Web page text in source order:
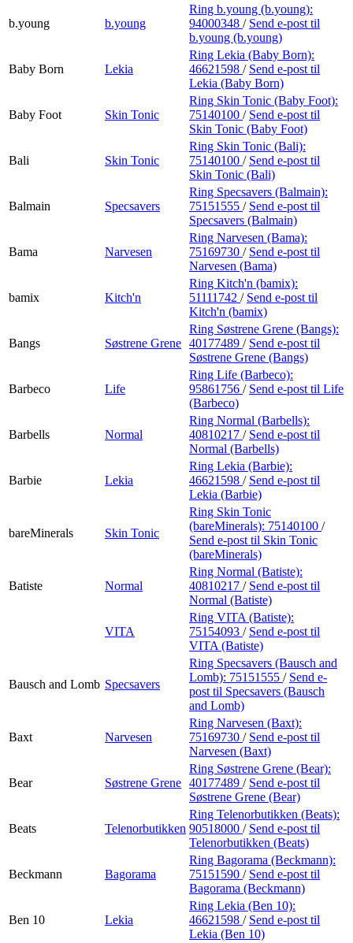
b.young b.young
Ring b.young (b.young):
94000348 / Send e-post til
b.young (b.young)
Baby Born Lekia
Ring Lekia (Baby Born):
46621598 / Send e-post til
Lekia (Baby Born)
Baby Foot Skin Tonic
Ring Skin Tonic (Baby Foot):
75140100 / Send e-post til
Skin Tonic (Baby Foot)
Bali Skin Tonic
Ring Skin Tonic (Bali):
75140100 / Send e-post til
Skin Tonic (Bali)
Balmain Specsavers
Ring Specsavers (Balmain):
75151555 / Send e-post til
Specsavers (Balmain)
Bama Narvesen
Ring Narvesen (Bama):
75169730 / Send e-post til
Narvesen (Bama)
bamix Kitch'n
Ring Kitch'n (bamix):
51111742 / Send e-post til
Kitch'n (bamix)
Bangs Søstrene Grene
Ring Søstrene Grene (Bangs):
40177489 / Send e-post til
Søstrene Grene (Bangs)
Barbeco Life
Ring Life (Barbeco):
95861756 / Send e-post til Life
(Barbeco)
Barbells Normal
Ring Normal (Barbells):
40810217 / Send e-post til
Normal (Barbells)
Barbie Lekia
Ring Lekia (Barbie):
46621598 / Send e-post til
Lekia (Barbie)
bareMinerals Skin Tonic
Ring Skin Tonic
(bareMinerals): 75140100 /
Send e-post til Skin Tonic
(bareMinerals)
Batiste Normal
Ring Normal (Batiste):
40810217 / Send e-post til
Normal (Batiste)
VITA
Ring VITA (Batiste):
75154093 / Send e-post til
VITA (Batiste)
Bausch and Lomb Specsavers
Ring Specsavers (Bausch and
Lomb): 75151555 / Send e-
post til Specsavers (Bausch
and Lomb)
Baxt Narvesen
Ring Narvesen (Baxt):
75169730 / Send e-post til
Narvesen (Baxt)
Bear Søstrene Grene
Ring Søstrene Grene (Bear):
40177489 / Send e-post til
Søstrene Grene (Bear)
Beats Telenorbutikken
Ring Telenorbutikken (Beats):
90518000 / Send e-post til
Telenorbutikken (Beats)
Beckmann Bagorama
Ring Bagorama (Beckmann):
75151590 / Send e-post til
Bagorama (Beckmann)
Ben 10 Lekia
Ring Lekia (Ben 10):
46621598 / Send e-post til
Lekia (Ben 10)